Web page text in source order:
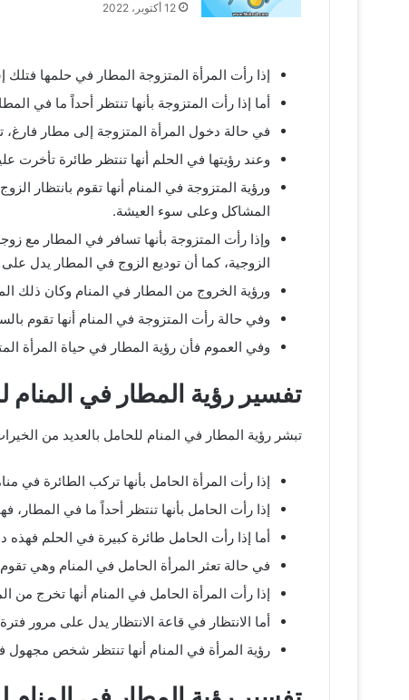
12 أكتوبر، 2022
إذا رأت المرأة المتزوجة المطار في حلمها
أما إذا رأت المتزوجة بأنها تنتظر أحداً ما في
في حالة دخول المرأة المتزوجة إلى مطار
وعند رؤيتها في الحلم أنها تنتظر طائرة تأخرت
ورؤية المتزوجة في المنام أنها تقوم بانتظار
المشاكل وعلى سوء العيشة.
وإذا رأت المتزوجة بأنها تسافر في المطار مع
الزوجية، كما أن توديع الزوج في المطار يدل
ورؤية الخروج من المطار في المنام وكان ذلك
وفي حالة رأت المتزوجة في المنام أنها تقوم
وفي العموم فأن رؤية المطار في حياة المرأة
تفسير رؤية المطار في المنام
تبشر رؤية المطار في المنام للحامل بالعديد من
إذا رأت المرأة الحامل بأنها تركب الطائرة
إذا رأت الحامل بأنها تنتظر أحداً ما في
أما إذا رأت الحامل طائرة كبيرة في الحلم
في حالة تعثر المرأة الحامل في المنام وهي
إذا رأت المرأة الحامل في المنام أنها تخرج
أما الانتظار في قاعة الانتظار يدل على مرور
رؤية المرأة في المنام أنها تنتظر شخص مجهول